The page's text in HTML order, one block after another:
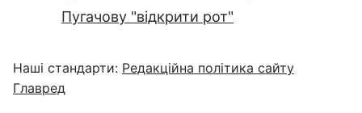
Пугачову "відкрити рот"
Наші стандарти: Редакційна політика сайту
Главред